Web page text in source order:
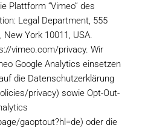
Plattform “Vimeo” des
Legal Department, 555
York 10011, USA.
vimeo.com/privacy. Wir
Google Analytics einsetzen
die Datenschutzerklärung
privacy) sowie Opt-Out-
gaoptout?hl=de) oder die